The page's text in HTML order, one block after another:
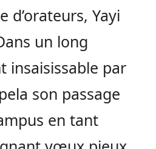
d’orateurs, Yayi
un long
insaisissable par
son passage
en tant